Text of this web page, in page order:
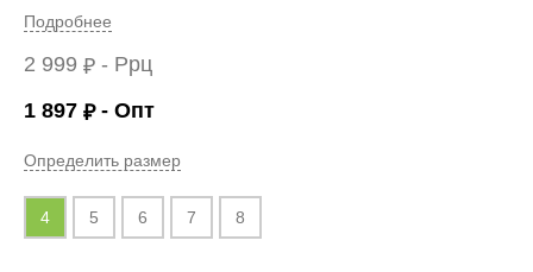
Подробнее
2 999 ₽ - Ррц
1 897 ₽- Опт
Определить размер
4 5 6 7 8